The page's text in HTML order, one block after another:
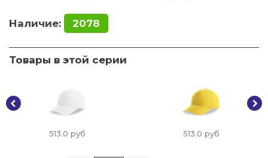
Наличие: 2078
Товары в этой серии
513.0 руб 513.0 руб